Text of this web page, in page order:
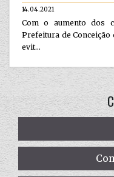
14.04.2021
Com o aumento dos
Prefeitura de
evit...